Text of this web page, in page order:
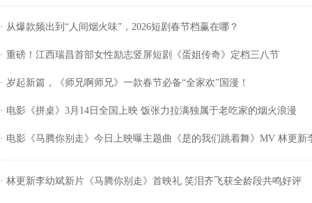
· 从爆款频出到“人间烟火味”，2026短剧春节档赢在哪？
· 重磅！江西瑞昌首部女性励志竖屏短剧《蛋姐传奇》定档三八节
· 岁起新篇，《师兄啊师兄》一款春节必备“全家欢”国漫！
· 电影《拼桌》3月14日全国上映 饭张力拉满独属于老吃家的烟火浪漫
· 电影《马腾你别走》今日上映曝主题曲《是的我们跳着舞》MV 林更
· 林更新李幼斌新片《马腾你别走》首映礼 笑泪齐飞获全龄段共鸣好评